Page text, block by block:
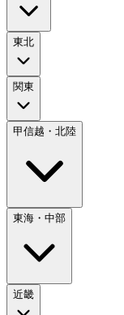
東北
関東
甲信越・北陸
東海・中部
近畿